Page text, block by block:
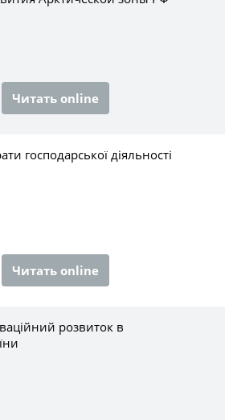
Читать online
господарської діяльності
Читать online
розвиток в